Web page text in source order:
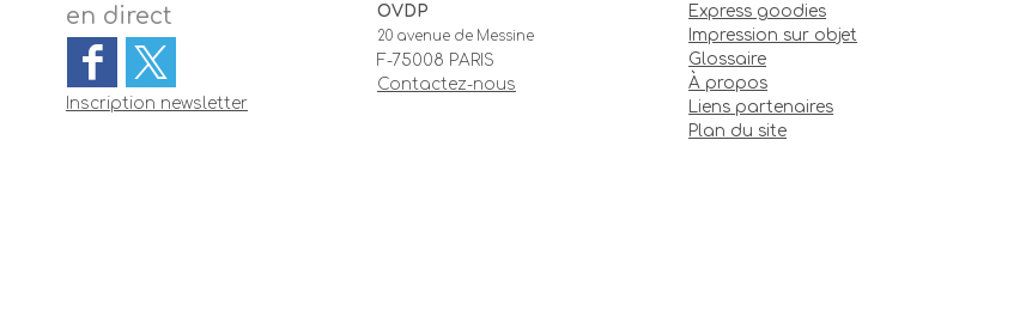
en direct
Inscription newsletter
OVDP
20 avenue de Messine
F-75008 PARIS
Contactez-nous
Express goodies
Impression sur objet
Glossaire
À propos
Liens partenaires
Plan du site